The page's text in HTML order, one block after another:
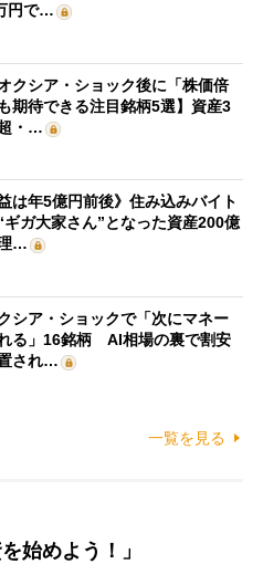
円で…
オクシア・ショック後に「株価倍
期待できる注目銘柄5選】資産3
・…
益は年5億円前後》住み込みバイト
ギガ大家さん”となった資産200億
…
シア・ショックで「次にマネー
る」16銘柄 AI相場の裏で割安
され…
一覧を見る
始めよう！」